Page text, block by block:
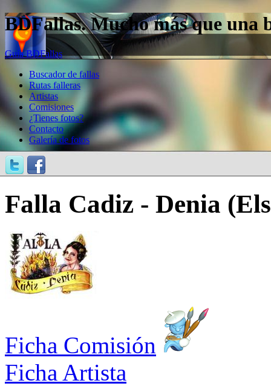
BDFallas. Mucho más que una
Guía BDFallas
Buscador de fallas
Rutas falleras
Artistas
Comisiones
¿Tienes fotos?
Contacto
Galería de fotos
Falla Cadiz - Denia
Ficha Comisión
Ficha Artista